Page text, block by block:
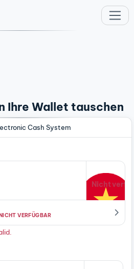
Ihre Wallet tauschen
Cash System
Nicht
VERFÜGBAR